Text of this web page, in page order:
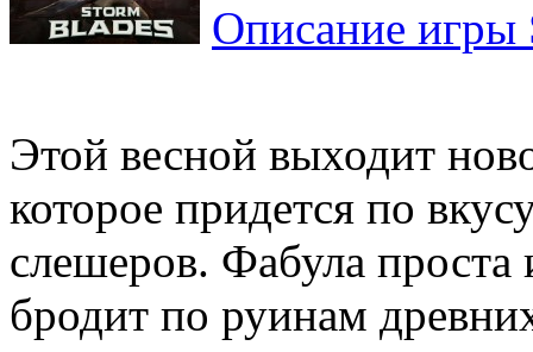
Описание игры
Этой весной выходит
которое придется по
слешеров. Фабула проста
бродит по руинам